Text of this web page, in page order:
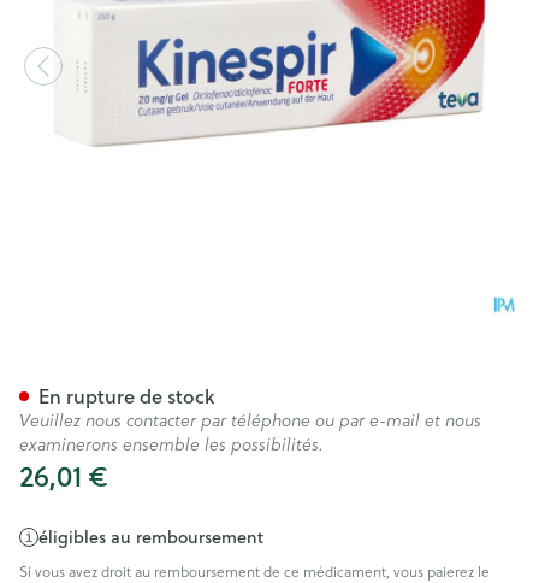
26,01 €
éligibles au remboursement
Si vous avez droit au remboursement de ce médicament, vous paierez le
En rupture de stock
Veuillez nous contacter par téléphone ou par e-mail et nous
examinerons ensemble les possibilités.